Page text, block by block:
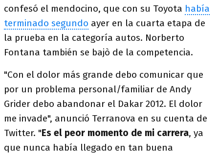
confesó el mendocino, que con su Toyota había
terminado segundo ayer en la cuarta etapa de
la prueba en la categoría autos. Norberto
Fontana también se bajò de la competencia.
"Con el dolor más grande debo comunicar que
por un problema personal/familiar de Andy
Grider debo abandonar el Dakar 2012. El dolor
me invade", anunció Terranova en su cuenta de
Twitter. "Es el peor momento de mi carrera, ya
que nunca había llegado en tan buena